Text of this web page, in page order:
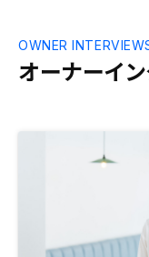
オーナーイ
OWNER